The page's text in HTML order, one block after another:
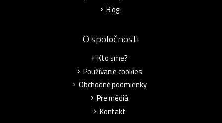
Blog
O spoločnosti
Kto sme?
Používanie cookies
Obchodné podmienky
Pre médiá
Kontakt